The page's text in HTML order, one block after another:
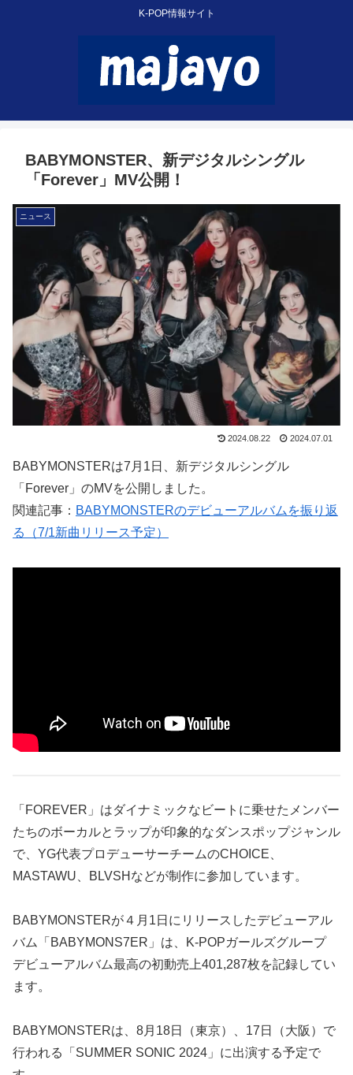
K-POP情報サイト
BABYMONSTER、新デジタルシングル
「Forever」MV公開！
ニュース
2024.08.22 2024.07.01
BABYMONSTERは7月1日、新デジタルシングル
「Forever」のMVを公開しました。
関連記事： BABYMONSTERのデビューアルバムを振り返
る（7/1新曲リリース予定）
「FOREVER」はダイナミックなビートに乗せたメンバー
たちのボーカルとラップが印象的なダンスポップジャンル
で、YG代表プロデューサーチームのCHOICE、
MASTAWU、BLVSHなどが制作に参加しています。
BABYMONSTERが４月1日にリリースしたデビューアル
バム「BABYMONS7ER」は、K-POPガールズグループ
デビューアルバム最高の初動売上401,287枚を記録してい
ます。
BABYMONSTERは、8月18日（東京）、17日（大阪）で
行われる「SUMMER SONIC 2024」に出演する予定で